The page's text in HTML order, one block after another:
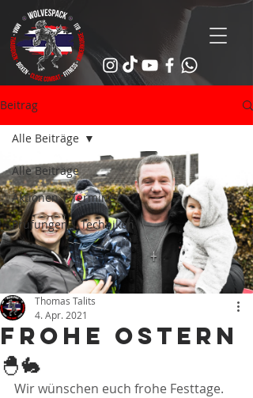
Beitrag
Alle Beiträge
Aktionen | Termine
Prüfungen | Techniken
Alle Beiträge
Frohe Ostern
🐣🐇
Thomas Talits
4. Apr. 2021
Wir wünschen euch frohe Festtage.